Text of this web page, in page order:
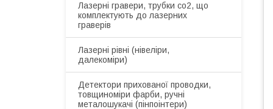
Лазерні гравери, трубки co2, що
комплектують до лазерних
граверів
Лазерні рівні (нівеліри,
далекоміри)
Детектори прихованої проводки,
товщиноміри фарби, ручні
металошукачі (пінпоінтери)